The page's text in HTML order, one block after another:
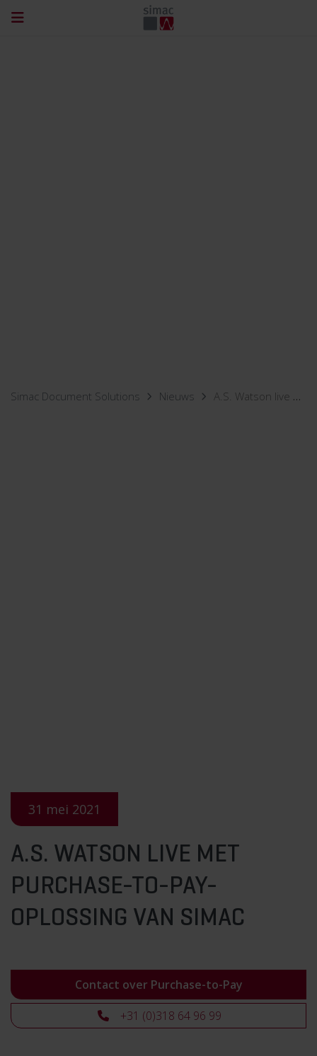
Simac Document Solutions Nieuws A.S. Watson live met Purchase-to-Pay-oplossing van Simac
31 mei 2021
A.S. WATSON LIVE MET
PURCHASE-TO-PAY-
OPLOSSING VAN SIMAC
Contact over Purchase-to-Pay
+31 (0)318 64 96 99